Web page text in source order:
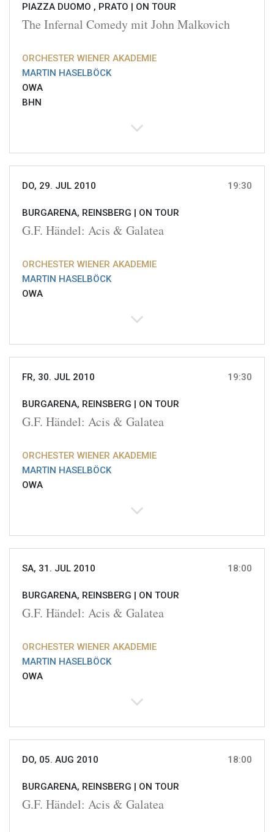
PIAZZA DUOMO , PRATO | ON TOUR
The Infernal Comedy mit John Malkovich
ORCHESTER WIENER AKADEMIE
MARTIN HASELBÖCK
OWA
BHN
DO, 29. JUL 2010 19:30
BURGARENA, REINSBERG | ON TOUR
G.F. Händel: Acis & Galatea
ORCHESTER WIENER AKADEMIE
MARTIN HASELBÖCK
OWA
FR, 30. JUL 2010 19:30
BURGARENA, REINSBERG | ON TOUR
G.F. Händel: Acis & Galatea
ORCHESTER WIENER AKADEMIE
MARTIN HASELBÖCK
OWA
SA, 31. JUL 2010 18:00
BURGARENA, REINSBERG | ON TOUR
G.F. Händel: Acis & Galatea
ORCHESTER WIENER AKADEMIE
MARTIN HASELBÖCK
OWA
DO, 05. AUG 2010 18:00
BURGARENA, REINSBERG | ON TOUR
G.F. Händel: Acis & Galatea